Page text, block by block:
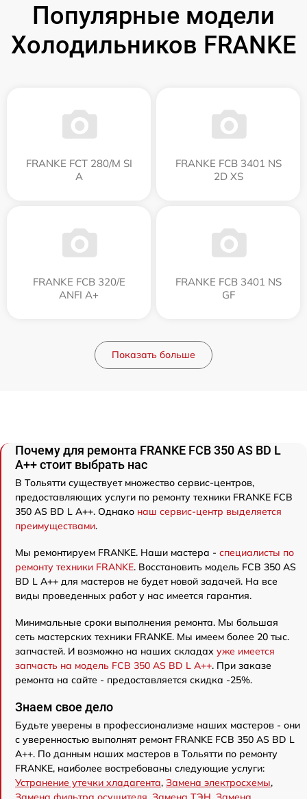
Популярные модели
Холодильников FRANKE
FRANKE FCT 280/M SI
A
FRANKE FCB 3401 NS
2D XS
FRANKE FCB 320/E
ANFI A+
FRANKE FCB 3401 NS
GF
Показать больше
Почему для ремонта FRANKE FCB 350 AS BD L
A++ стоит выбрать нас
В Тольятти существует множество сервис-центров,
предоставляющих услуги по ремонту техники FRANKE FCB
350 AS BD L A++. Однако наш сервис-центр выделяется
преимуществами.
Мы ремонтируем FRANKE. Наши мастера - специалисты по
ремонту техники FRANKE. Восстановить модель FCB 350 AS
BD L A++ для мастеров не будет новой задачей. На все
виды проведенных работ у нас имеется гарантия.
Минимальные сроки выполнения ремонта. Мы большая
сеть мастерских техники FRANKE. Мы имеем более 20 тыс.
запчастей. И возможно на наших складах уже имеется
запчасть на модель FCB 350 AS BD L A++. При заказе
ремонта на сайте - предоставляется скидка -25%.
Знаем свое дело
Будьте уверены в профессионализме наших мастеров - они
с уверенностью выполнят ремонт FRANKE FCB 350 AS BD L
A++. По данным наших мастеров в Тольятти по ремонту
FRANKE, наиболее востребованы следующие услуги:
Устранение утечки хладагента, Замена электросхемы,